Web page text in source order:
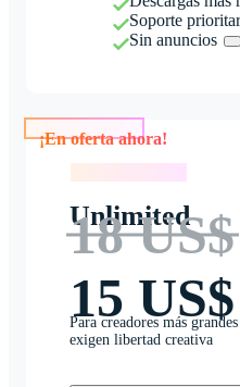
Soporte
Sin anuncios
Unlimited
18 US$
15 US$
Para creadores más
exigen libertad creativa